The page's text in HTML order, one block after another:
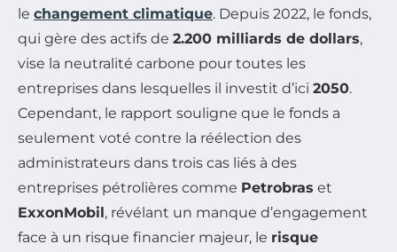
le changement climatique. Depuis 2022, le fonds,
qui gère des actifs de 2.200 milliards de dollars,
vise la neutralité carbone pour toutes les
entreprises dans lesquelles il investit d’ici 2050.
Cependant, le rapport souligne que le fonds a
seulement voté contre la réélection des
administrateurs dans trois cas liés à des
entreprises pétrolières comme Petrobras et
ExxonMobil, révélant un manque d’engagement
face à un risque financier majeur, le risque